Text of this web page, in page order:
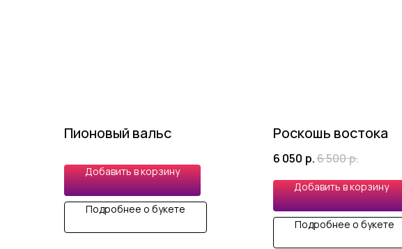
Пионовый вальс
Добавить в корзину
Подробнее о букете
Роскошь востока
6 050 р.6 500р.
Добавить в корзину
Подробнее о букете